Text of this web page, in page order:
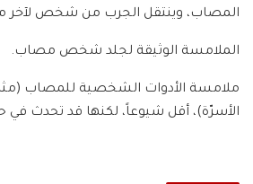
المصاب، وينتقل الجرب من شخص لآخر
الملامسة الوثيقة لجلد شخص مصاب.
ملامسة الأدوات الشخصية للمصاب
الأسرّة)، أقل شيوعاً، لكنها قد تحدث في